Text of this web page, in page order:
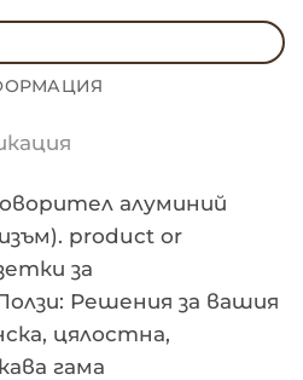
алуминий
product or
за
Решения за вашия
цялостна,
гама